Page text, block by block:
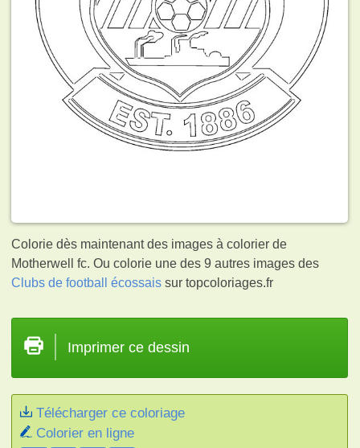
Colorie dès maintenant des images à colorier de
Motherwell fc. Ou colorie une des 9 autres images des
Clubs de football écossais sur topcoloriages.fr
Imprimer ce dessin
Télécharger ce coloriage
Colorier en ligne